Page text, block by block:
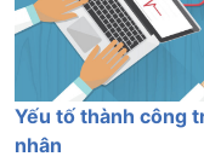
Yếu tố thành công
nhân